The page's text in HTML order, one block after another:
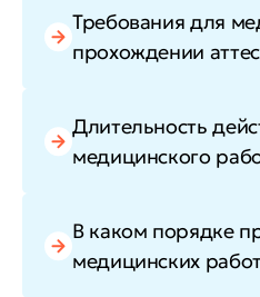
Требования для
прохождении
Длительность
медицинского
В каком порядке
медицинских